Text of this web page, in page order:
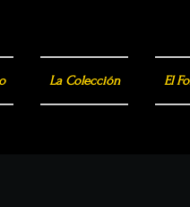
La Colección El